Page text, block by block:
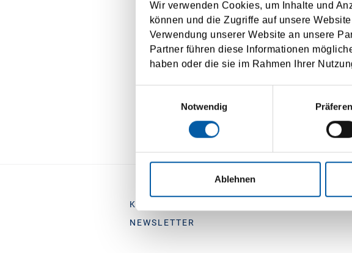
Wir verwenden Cookies, um Inhalte und
können und die Zugriffe auf unsere
Verwendung unserer Website an unsere
Partner führen diese Informationen
haben oder die sie im Rahmen Ihrer
Notwendig
Ablehnen
of charge at any time.
I agree to the use of my personal
SUBMIT
KONTAKT
NEWSLETTER